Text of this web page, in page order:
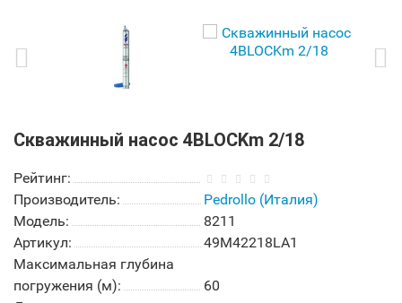
Скважинный насос 4BLOСKm 2/18
Рейтинг:
Производитель:
Pedrollo (Италия)
Модель:
8211
Артикул:
49M42218LA1
Максимальная глубина
погружения (м):
60